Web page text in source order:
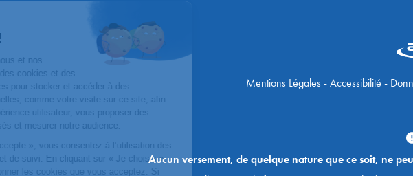
Mentions Légales-Accessibilité -
Aucun versement, de quelque nature que ce soit, ne